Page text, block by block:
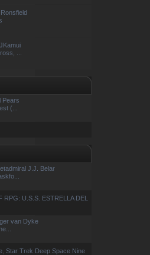
Ronsfield
...
Pears
(...
J.J. Belar
RPG: U.S.S. ESTRELLA DEL
van Dyke
,Star Trek Deep Space Nine